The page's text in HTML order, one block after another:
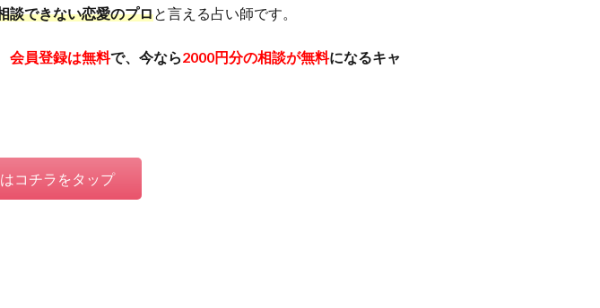
談できない恋愛のプロと言える占い師です。
会員登録は無料で、今なら2000円分の相談が無料になるキャ
コチラをタップ